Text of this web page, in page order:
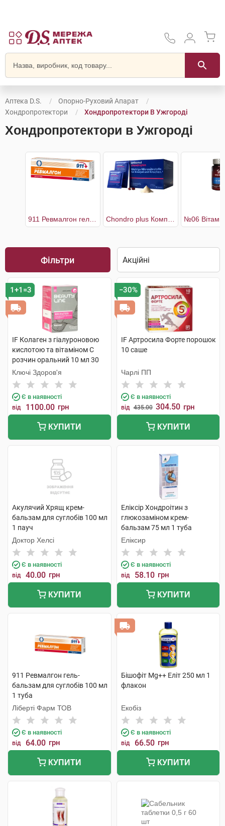
Аптека D.S.
Опорно-Руховий Апарат
Хондропротектори
Хондропротектори В Ужгороді
Хондропротектори в Ужгороді
Фільтри
1+1=3
IF Колаген з гіалуроновою
кислотою та вітаміном C
розчин оральний 10 мл 30
стіків
Ключі Здоров'я
Є в наявності
від 1100.00 грн
КУПИТИ
−30%
IF Артросила Форте порошок
10 саше
Чарлі ПП
Є в наявності
від 435.00 304.50 грн
КУПИТИ
Акулячий Хрящ крем-
бальзам для суглобів 100 мл
1 пауч
Доктор Хелсі
Є в наявності
від 40.00 грн
КУПИТИ
Еліксір Хондроітин з
глюкозаміном крем-
бальзам 75 мл 1 туба
Еліксир
Є в наявності
від 58.10 грн
КУПИТИ
911 Ревмалгон гель-
бальзам для суглобів 100 мл
1 туба
Ліберті Фарм ТОВ
Є в наявності
від 64.00 грн
КУПИТИ
Бішофіт Mg++ Еліт 250 мл 1
флакон
Екобіз
Є в наявності
від 66.50 грн
КУПИТИ